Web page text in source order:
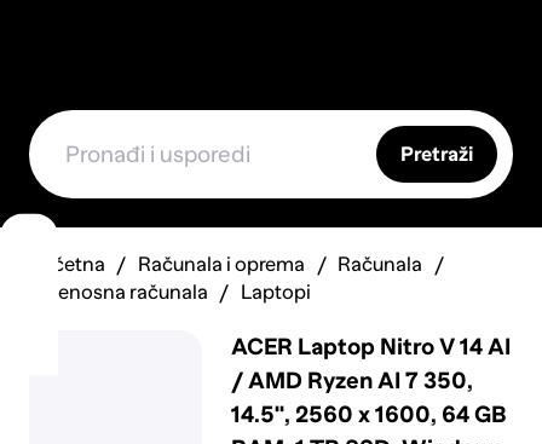
Pretraži
Početna Računala i oprema
Računala
Prijenosna računala
Laptopi
ACER Laptop Nitro V 14 AI
/ AMD Ryzen AI 7 350,
14.5", 2560 x 1600, 64 GB